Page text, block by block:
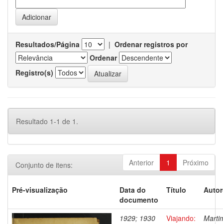
Resultados/Página | Ordenar registros por
Ordenar
Registro(s)
Resultado 1-1 de 1.
Anterior 1 Próximo
Conjunto de itens:
Pré-visualização
Data do
documento
Título
1929; 1930
Viajando: